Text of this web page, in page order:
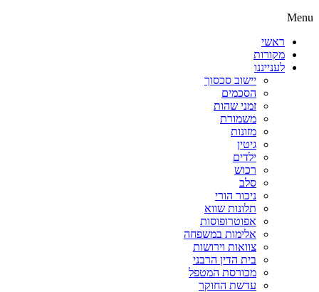
Menu
ראשי
מקורות
לענייננו
יישוב סכסוך
הסכמים
זמני שהות
משמורת
מזונות
גיטין
ילדים
רכוש
סלב
ניכור הורי
תלונות שווא
אפוטרופוסות
אלימות במשפחה
צוואות וירושות
בית הדין הרבני
מכורסת המטפל
עדשת החוקר